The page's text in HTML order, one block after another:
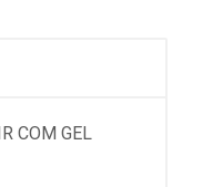
COM GEL